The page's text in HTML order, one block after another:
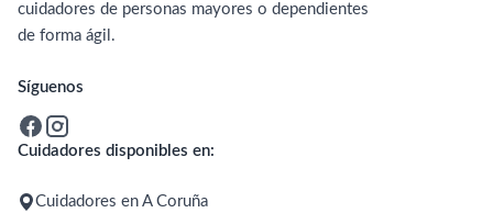
cuidadores de personas mayores o dependientes
de forma ágil.
Síguenos
Cuidadores disponibles en:
Cuidadores en A Coruña